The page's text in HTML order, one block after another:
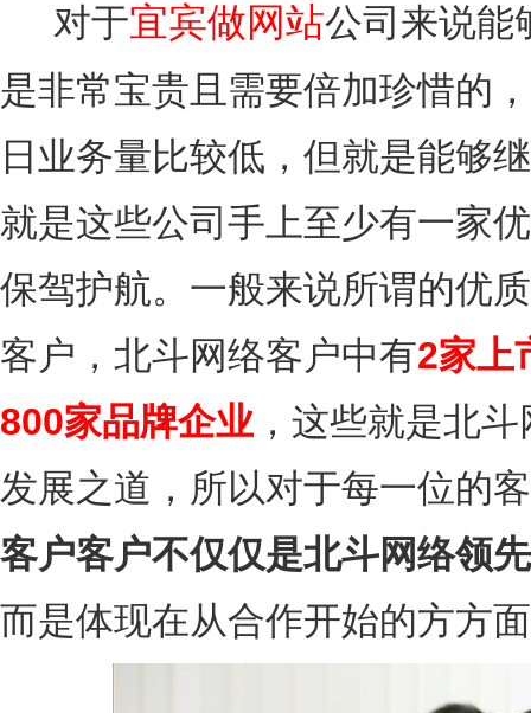
对于宜宾做网站公司来说能
是非常宝贵且需要倍加珍惜的
日业务量比较低，但就是能够
就是这些公司手上至少有一家
保驾护航。一般来说所谓的优
客户，北斗网络客户中有2家上
800家品牌企业 ，这些就是北
发展之道，所以对于每一位的
客户客户不仅仅是北斗网络领
而是体现在从合作开始的方方